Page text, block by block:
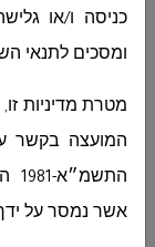
أوافق علىسياسة
שאמסור למועצה
אחרת במפורש,
השירותים
במאגרי המידע
לגורמים
וזאת רק לצורך
זכויות עיון,
כניסה ו/או
ומסכים לתנאי
מטרת מדיניות
המועצה בקשר
אשר נמסר על